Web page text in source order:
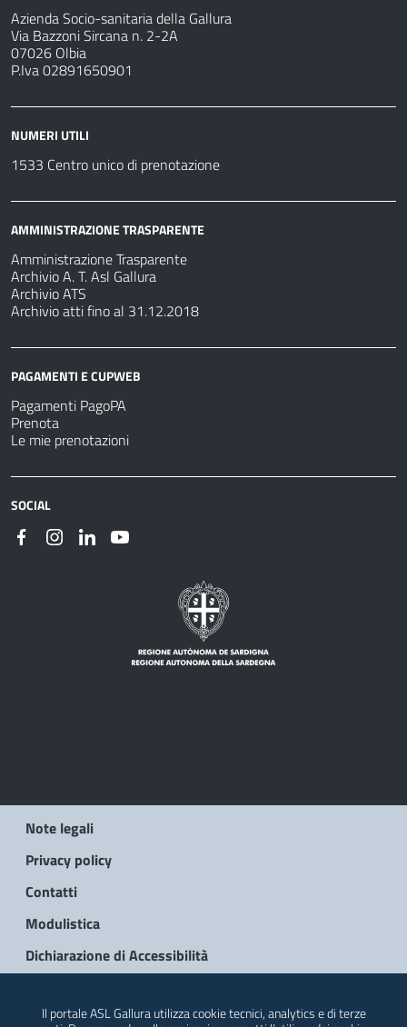
Azienda Socio-sanitaria della Gallura
Via Bazzoni Sircana n. 2-2A
07026 Olbia
P.Iva 02891650901
NUMERI UTILI
1533 Centro unico di prenotazione
AMMINISTRAZIONE TRASPARENTE
Amministrazione Trasparente
Archivio A. T. Asl Gallura
Archivio ATS
Archivio atti fino al 31.12.2018
PAGAMENTI E CUPWEB
Pagamenti PagoPA
Prenota
Le mie prenotazioni
SOCIAL
Note legali
Privacy policy
Contatti
Modulistica
Dichiarazione di Accessibilità
Il portale ASL Gallura utilizza cookie tecnici, analytics e di terze